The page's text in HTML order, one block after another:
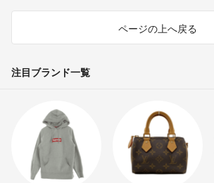
ページの上へ戻る
注目ブランド一覧